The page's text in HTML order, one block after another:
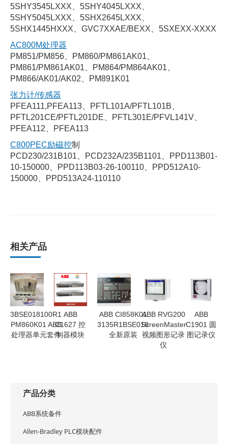
5SHY3545LXXX、5SHY4045LXXX、
5SHY5045LXXX、5SHX2645LXXX、
5SHX1445HXXX、GVC7XXAE/BEXX、5SXEXX-XXXX
AC800M处理器
PM851/PM856、PM860/PM861AK01、
PM861/PM861AK01、PM864/PM864AK01、
PM866/AK01/AK02、PM891K01
张力计/传感器
PFEA111,PFEA113、PFTL101A/PFTL101B、
PFTL201CE/PFTL201DE、PFTL301E/PFVL141V、
PFEA112、PFEA113
C800PEC励磁控制
PCD230/231B101、PCD232A/235B1101、PPD113B01-
10-150000、PPD113B03-26-100110、PPD512A10-
150000、PPD513A24-110110
相关产品
3BSE018100R1
PM860K01 ABB
处理器单元套件
ABB
C1627 控
制器模块
ABB CI858K01
3135R1BSE018
全新原装
ABB RVG200
ScreenMaster
视频图形记录
仪
ABB
C1901 圆
图记录仪
产品分类
ABB系统备件
Allen-Bradley PLC模块配件